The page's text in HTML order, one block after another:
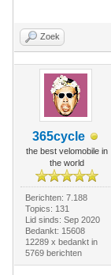
Zoek
365cycle
the best velomobile in
the world
Berichten: 7.188
Topics: 131
Lid sinds: Sep 2020
Bedankt: 15608
12289 x bedankt in
5769 berichten